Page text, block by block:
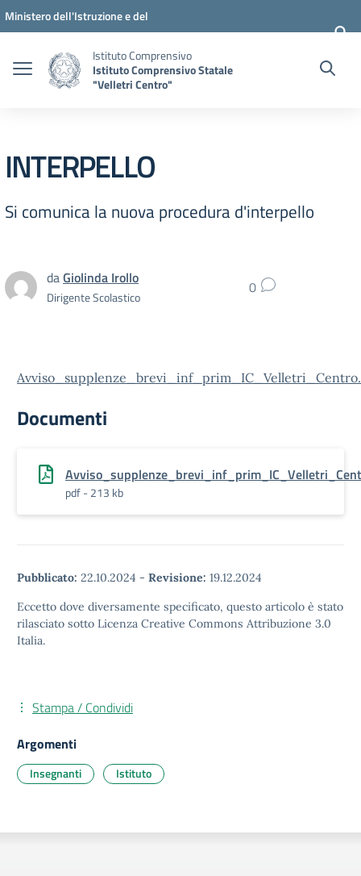
Vai ai contenuti
Vai al menu di navigazione
Vai al footer
Ministero dell'Istruzione e del
Istituto Comprensivo
Istituto Comprensivo Statale
"Velletri Centro"
INTERPELLO
Si comunica la nuova procedura d'interpello
daGiolinda Irollo
Dirigente Scolastico 0
Documenti
pdf - 213 kb
Pubblicato: 22.10.2024 - Revisione: 19.12.2024
Eccetto dove diversamente specificato, questo articolo è stato
rilasciato sotto Licenza Creative Commons Attribuzione 3.0
Italia.
Stampa / Condividi
Argomenti
Insegnanti Istituto